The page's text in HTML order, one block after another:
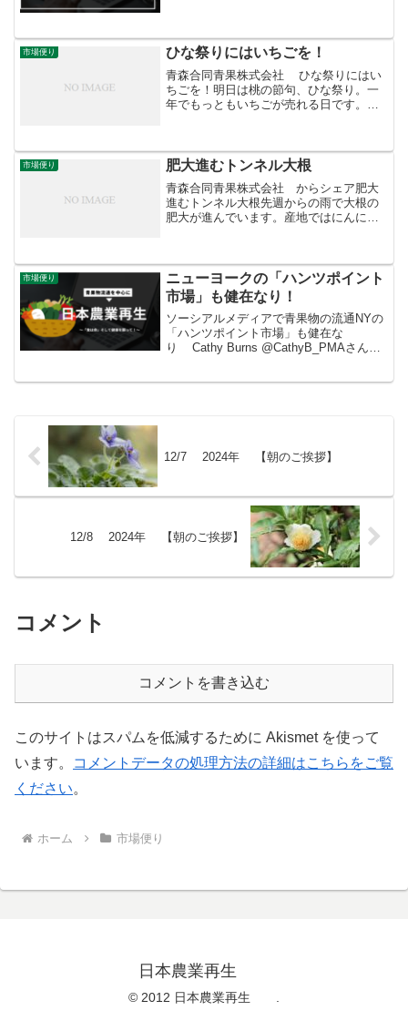
いもありますが、年々山に入る人の数が
減っているようです。そも...
市場便り ひな祭りにはいちごを！
青森合同青果株式会社 ひな祭りにはい
ちごを！明日は桃の節句、ひな祭り。一
年でもっともいちごが売れる日です。こ
求めやすい価格にな...
市場便り 肥大進むトンネル大根
青森合同青果株式会社 からシェア肥大
進むトンネル大根先週からの雨で大根の
肥大が進んでいます。産地ではにんにく
心階級のＬの発生率は３...
市場便り
ニューヨークの「ハンツポイント
市場」も健在なり！
ソーシアルメディアで青果物の流通NYの
「ハンツポイント市場」も健在な
り Cathy Burns‏ @CathyB_PMAさんか
12/7 2024年 【朝のご挨拶】
12/8 2024年 【朝のご挨拶】
コメント
コメントを書き込む
このサイトはスパムを低減するために Akismet を使って
います。
コメントデータの処理方法の詳細はこちらをご覧
ください。
ホーム 市場便り
日本農業再生
© 2012 日本農業再生 .